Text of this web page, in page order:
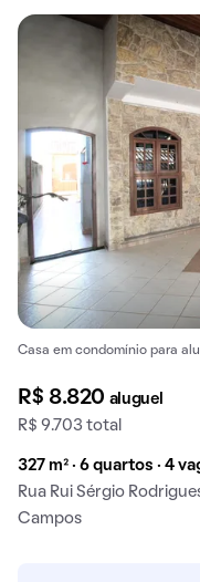
Casa em condomínio para
R$ 8.820 aluguel
R$ 9.703 total
327 m² · 6 quartos · 4
Rua Rui Sérgio
Campos